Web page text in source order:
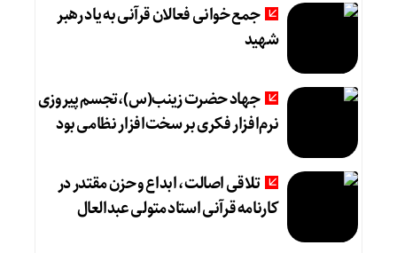
جمع خوانی فعالان قرآنی به یاد رهبر
شهید
جهاد حضرت زینب(س)،تجسم پیروزی
نرم‌افزار فکری بر سخت‌افزار نظامی بود
تلاقی اصالت، ابداع و حزن مقتدر در
کارنامه قرآنی استاد متولی عبدالعال